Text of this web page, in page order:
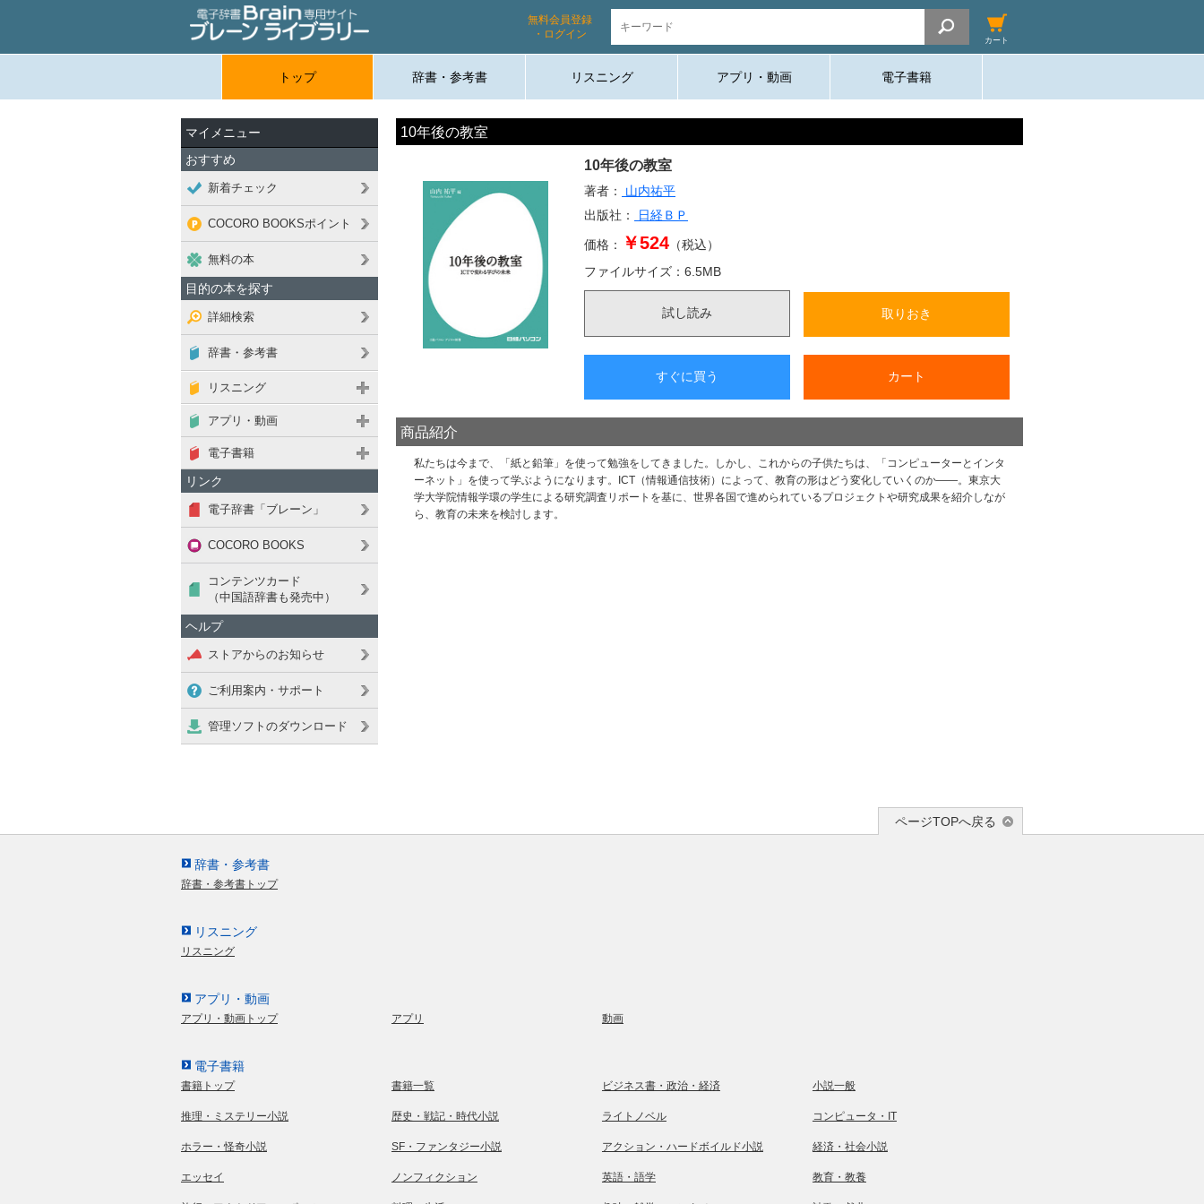
無料会員登録
・ログイン
カート
トップ 辞書・参考書 リスニング アプリ・動画 電子書籍
10年後の教室
10年後の教室
著者：
山内祐平
出版社：
日経ＢＰ
価格： ￥524 （税込）
ファイルサイズ： 6.5MB
試し読み 取りおき
すぐに買う カート
商品紹介
私たちは今まで、「紙と鉛筆」を使って勉強をしてきました。しかし、これからの子供たちは、「コンピューターとインタ
ーネット」を使って学ぶようになります。ICT（情報通信技術）によって、教育の形はどう変化していくのか――。東京大
学大学院情報学環の学生による研究調査リポートを基に、世界各国で進められているプロジェクトや研究成果を紹介しなが
ら、教育の未来を検討します。
マイメニュー
おすすめ
新着チェック
COCORO BOOKSポイント
無料の本
目的の本を探す
詳細検索
辞書・参考書
リスニング
アプリ・動画
電子書籍
リンク
電子辞書「ブレーン」
COCORO BOOKS
コンテンツカード
（中国語辞書も発売中）
ヘルプ
ストアからのお知らせ
ご利用案内・サポート
管理ソフトのダウンロード
辞書・参考書
辞書・参考書トップ
リスニング
リスニング
アプリ・動画
アプリ・動画トップ アプリ 動画
電子書籍
書籍トップ 書籍一覧 ビジネス書・政治・経済 小説一般
推理・ミステリー小説 歴史・戦記・時代小説 ライトノベル コンピュータ・IT
ホラー・怪奇小説 SF・ファンタジー小説 アクション・ハードボイルド小説 経済・社会小説
エッセイ ノンフィクション 英語・語学 教育・教養
ページTOPへ戻る